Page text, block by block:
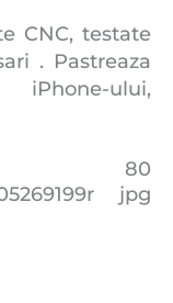
CNC, testate
. Pastreaza
ului,